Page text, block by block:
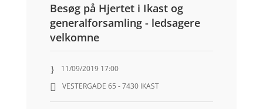
Besøg på Hjertet i Ikast og
generalforsamling - ledsagere
velkomne
11/09/2019 17:00
VESTERGADE 65 - 7430 IKAST